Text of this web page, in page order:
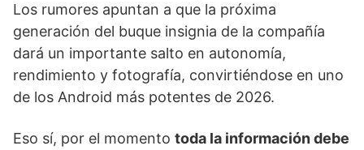
Los rumores apuntan a que la próxima
generación del buque insignia de la compañía
dará un importante salto en autonomía,
rendimiento y fotografía, convirtiéndose en uno
de los Android más potentes de 2026.
Eso sí, por el momento toda la información debe